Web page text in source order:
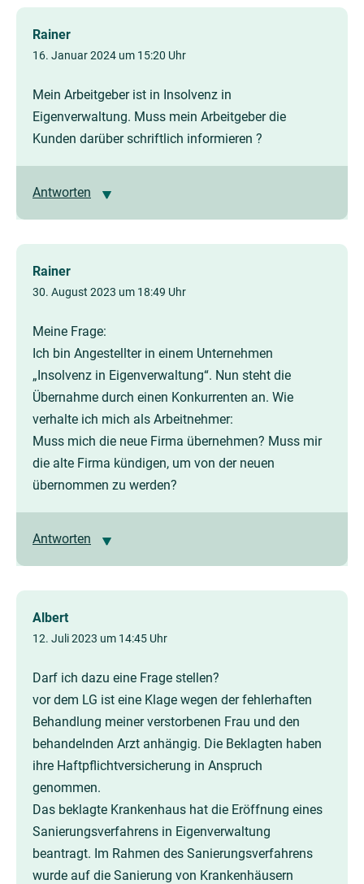
Rainer
16. Januar 2024 um 15:20 Uhr
Mein Arbeitgeber ist in Insolvenz in
Eigenverwaltung. Muss mein Arbeitgeber die
Kunden darüber schriftlich informieren ?
Antworten
Rainer
30. August 2023 um 18:49 Uhr
Meine Frage:
Ich bin Angestellter in einem Unternehmen
„Insolvenz in Eigenverwaltung“. Nun steht die
Übernahme durch einen Konkurrenten an. Wie
verhalte ich mich als Arbeitnehmer:
Muss mich die neue Firma übernehmen? Muss mir
die alte Firma kündigen, um von der neuen
übernommen zu werden?
Antworten
Albert
12. Juli 2023 um 14:45 Uhr
Darf ich dazu eine Frage stellen?
vor dem LG ist eine Klage wegen der fehlerhaften
Behandlung meiner verstorbenen Frau und den
behandelnden Arzt anhängig. Die Beklagten haben
ihre Haftpflichtversicherung in Anspruch
genommen.
Das beklagte Krankenhaus hat die Eröffnung eines
Sanierungsverfahrens in Eigenverwaltung
beantragt. Im Rahmen des Sanierungsverfahrens
wurde auf die Sanierung von Krankenhäusern